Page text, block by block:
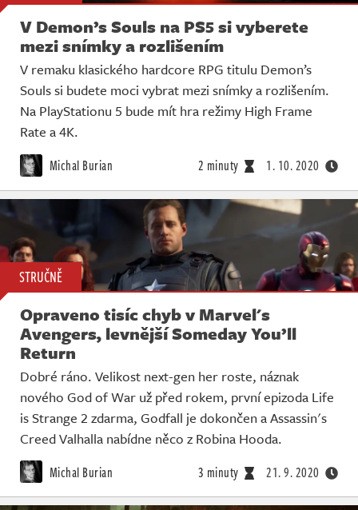
V Demon’s Souls na PS5 si vyberete
mezi snímky a rozlišením
V remaku klasického hardcore RPG titulu Demon’s
Souls si budete moci vybrat mezi snímky a rozlišením.
Na PlayStationu 5 bude mít hra režimy High Frame
Rate a 4K.
Michal Burian 2 minuty 1. 10. 2020
STRUČNĚ
Opraveno tisíc chyb v Marvel's
Avengers, levnější Someday You’ll
Return
Dobré ráno. Velikost next-gen her roste, náznak
nového God of War už před rokem, první epizoda Life
is Strange 2 zdarma, Godfall je dokončen a Assassin's
Creed Valhalla nabídne něco z Robina Hooda.
Michal Burian 3 minuty 21. 9. 2020